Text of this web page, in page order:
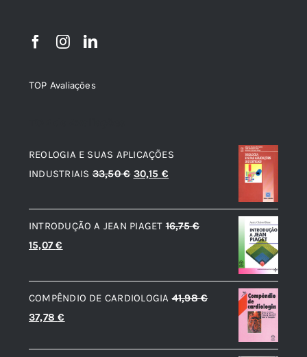
TOP Avaliações
REOLOGIA E SUAS APLICAÇÕES
INDUSTRIAIS 33,50€ O
original
era:
30,15 €
atual
é:
INTRODUÇÃO A JEAN PIAGET 16,75€
O
original
era:
16,75 €.
15,07€
atual
é:
15,07 €.
COMPÊNDIO DE CARDIOLOGIA 41,98€
O
37,78€